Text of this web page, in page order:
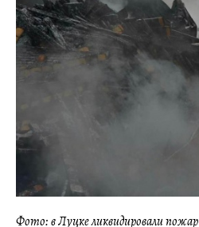
Фото: в Луцке ликвидировали